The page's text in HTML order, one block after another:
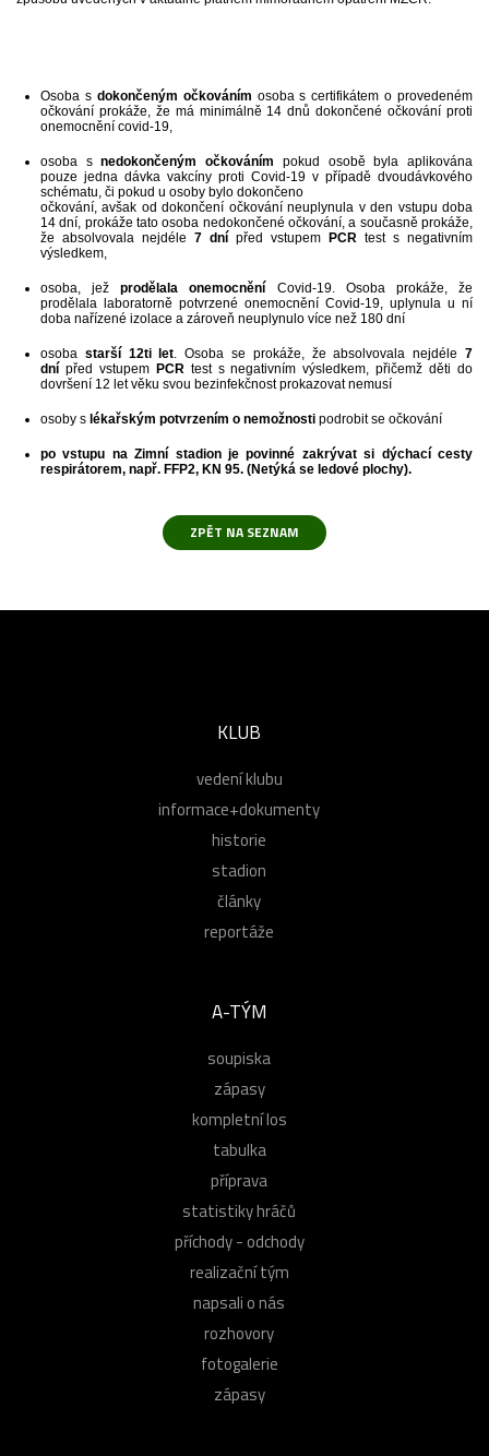
Osoba s dokončeným očkováním osoba s certifikátem o provedeném
očkování prokáže, že má minimálně 14 dnů dokončené očkování proti
onemocnění covid-19,
osoba snedokončeným očkováním pokud osobě byla aplikována
pouze jedna dávka vakcíny proti Covid-19 v případě dvoudávkového
schématu, či pokud u osoby bylo dokončeno
očkování, avšak od dokončení očkování neuplynula v den vstupu doba
14 dní, prokáže tato osoba nedokončené očkování, a současně prokáže,
že absolvovala nejdéle 7 dní před vstupem PCR test s negativním
výsledkem,
osoba, ježprodělala onemocnění Covid-19. Osoba prokáže, že
prodělala laboratorně potvrzené onemocnění Covid-19, uplynula u ní
doba nařízené izolace a zároveň neuplynulo více než 180 dní
osoba starší 12ti let . Osoba se prokáže, že absolvovala nejdéle 7
dní před vstupem PCR test s negativním výsledkem, přičemž děti do
dovršení 12 let věku svou bezinfekčnost prokazovat nemusí
osoby s lékařským potvrzením o nemožnosti podrobit se očkování
po vstupu na Zimní stadion je povinné zakrývat si dýchací cesty
respirátorem, např. FFP2, KN 95. (Netýká se ledové plochy).
KLUB
vedení klubu
informace+dokumenty
historie
stadion
články
reportáže
A-TÝM
soupiska
zápasy
kompletní los
tabulka
příprava
statistiky hráčů
příchody - odchody
realizační tým
napsali o nás
rozhovory
fotogalerie
zápasy